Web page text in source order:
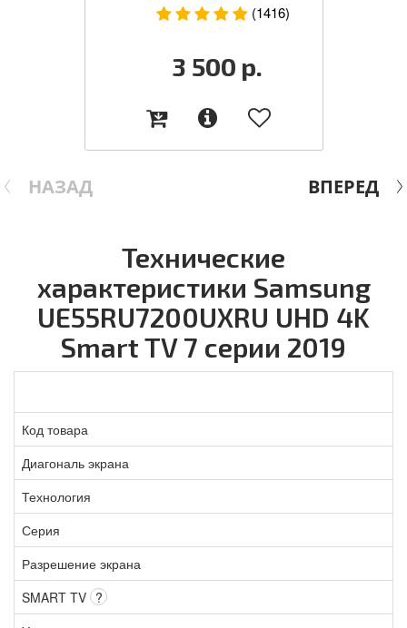
НАЗАД
(1416)
3 500 р.
ВПЕРЕД
Технические
характеристики Samsung
UE55RU7200UXRU UHD 4K
Smart TV 7 серии 2019
Код товара
Диагональ экрана
Технология
Серия
Разрешение экрана
SMART TV ?